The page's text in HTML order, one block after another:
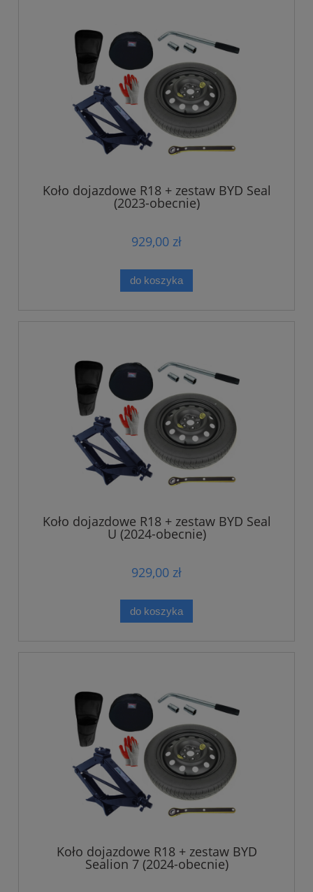
Koło dojazdowe R18 + zestaw BYD Seal
(2023-obecnie)
929,00 zł
do koszyka
Koło dojazdowe R18 + zestaw BYD Seal
U (2024-obecnie)
929,00 zł
do koszyka
Koło dojazdowe R18 + zestaw BYD
Sealion 7 (2024-obecnie)